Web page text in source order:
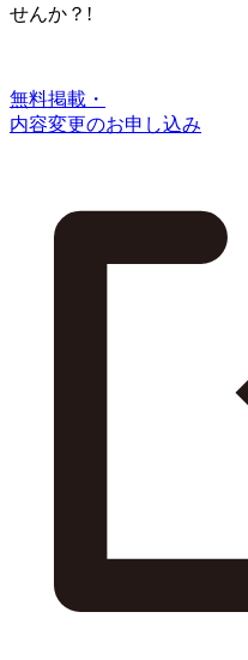
せんか？!
無料掲載・
内容変更のお申し込み